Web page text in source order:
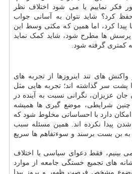
فکر نماییم یا می شود اختلاف نظر
کرد؟ شاید نتوان به آسانی جواب
کرد، اما همین که مکثی وسط این
پرسش ها مطرح شود، شاید کمک نماید
کمتری گرفته شود.
های تند اینروزها از تجربه های
پشت سر گذاشته اند؛ تجربه هایی مثل
عزیزان، نگرانی نسبت به آینده در
شرایطی، موضع گیری ها همیشه
دارد با احساساتی مخلوط شود که
پیدا نکرده اند. همین مسئله سبب
بن بست برسند و سوءتفاهم ها سریع
بینیم، فقط دعوای سیاسی یا اختلاف
های تجمیع خستگی جامعه از موارد
مشخص فرصت ظهور و بروز پیدا